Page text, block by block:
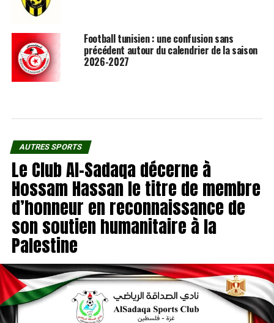
Football tunisien : une confusion sans
précédent autour du calendrier de la saison
2026-2027
AUTRES SPORTS
Le Club Al-Sadaqa décerne à
Hossam Hassan le titre de membre
d’honneur en reconnaissance de
son soutien humanitaire à la
Palestine